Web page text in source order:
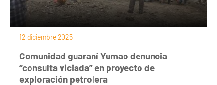
12 diciembre 2025
Comunidad guaraní Yumao denuncia
“consulta viciada” en proyecto de
exploración petrolera